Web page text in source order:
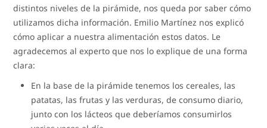
distintos niveles de la pirámide, nos queda por saber cómo
utilizamos dicha información. Emilio Martínez nos explicó
cómo aplicar a nuestra alimentación estos datos. Le
agradecemos al experto que nos lo explique de una forma
clara:
En la base de la pirámide tenemos los cereales, las
patatas, las frutas y las verduras, de consumo diario,
junto con los lácteos que deberíamos consumirlos